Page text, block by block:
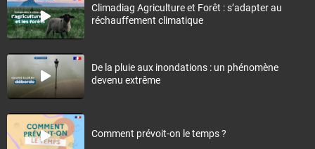
Climadiag Agriculture et Forêt : s’adapter au
réchauffement climatique
De la pluie aux inondations : un phénomène
devenu extrême
Comment prévoit-on le temps ?